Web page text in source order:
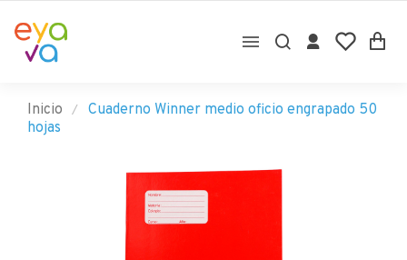

Inicio
Cuaderno Winner medio oficio engrapado 50
hojas